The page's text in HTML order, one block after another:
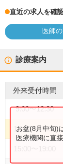
直近の求人を確
医師
診療案内
外来受付時間
9:00〜12:30
14:00〜17:00
お盆(8月中旬)
医療機関に直